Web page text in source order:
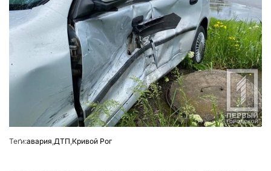
Теґи:авария ДТП Кривой Рог